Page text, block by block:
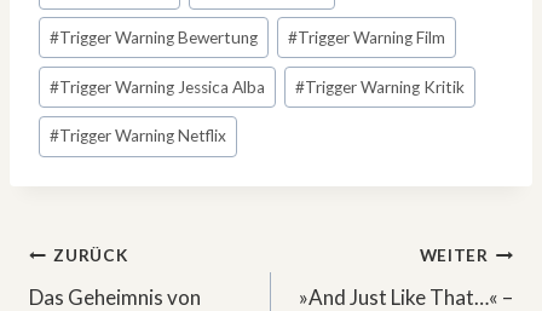
#Trigger Warning Bewertung #Trigger Warning Film
#Trigger Warning Jessica Alba #Trigger Warning Kritik
#Trigger Warning Netflix
Beitragsnavigation
ZURÜCK
Das Geheimnis von
WEITER
»And Just Like That…« –